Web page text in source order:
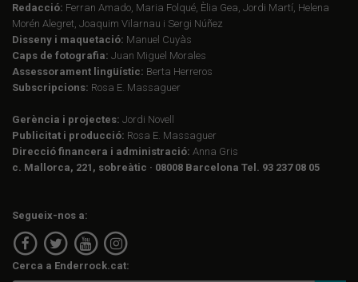
Redacció: Ferran Amado, Maria Folqué, Èlia Gea, Jordi Martí, Helena
Morén Alegret, Joaquim Vilarnau i Sergi Núñez
Disseny i maquetació: Manuel Cuyàs
Caps de fotografia: Juan Miguel Morales
Assessorament lingüístic: Berta Herreros
Subscripcions: Rosa E. Massaguer
Gerència i projectes: Jordi Novell
Publicitat i producció: Rosa E. Massaguer
Direcció financera i administració: Anna Gris
c. Mallorca, 221, sobreàtic · 08008 Barcelona Tel. 93 237 08 05
Segueix-nos a:
Cerca a Enderrock.cat: